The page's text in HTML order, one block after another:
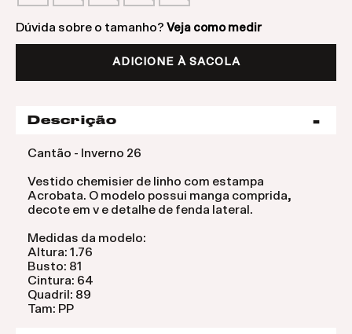
Dúvida sobre o tamanho? Veja como medir
ADICIONE À SACOLA
Descrição
Cantão - Inverno 26
Vestido chemisier de linho com estampa
Acrobata. O modelo possui manga comprida,
decote em v e detalhe de fenda lateral.
Medidas da modelo:
Altura: 1.76
Busto: 81
Cintura: 64
Quadril: 89
Tam: PP